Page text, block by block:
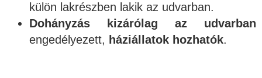
külön lakrészben lakik az udvarban.
Dohányzás kizárólag az udvarban
engedélyezett, háziállatok hozhatók.